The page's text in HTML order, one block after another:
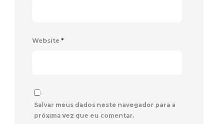
Website *
Salvar meus dados neste navegador para a
próxima vez que eu comentar.